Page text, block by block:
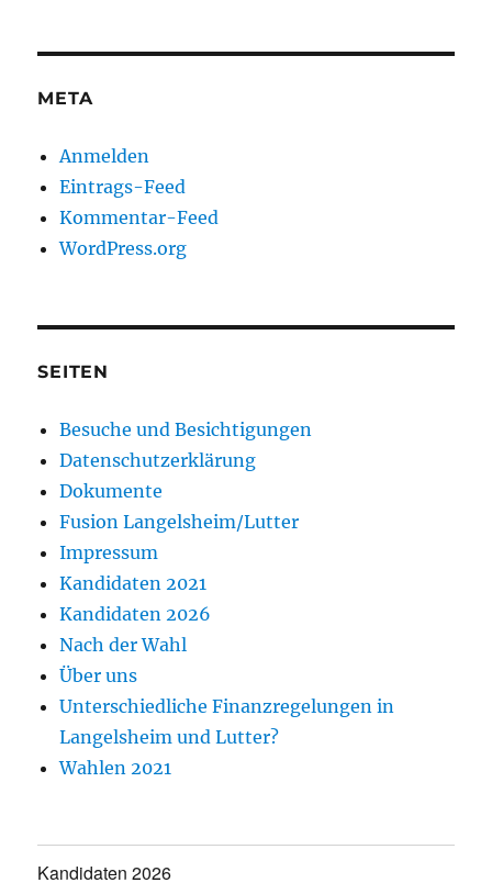
META
Anmelden
Eintrags-Feed
Kommentar-Feed
WordPress.org
SEITEN
Besuche und Besichtigungen
Datenschutzerklärung
Dokumente
Fusion Langelsheim/Lutter
Impressum
Kandidaten 2021
Kandidaten 2026
Nach der Wahl
Über uns
Unterschiedliche Finanzregelungen in
Langelsheim und Lutter?
Wahlen 2021
Kandidaten 2026